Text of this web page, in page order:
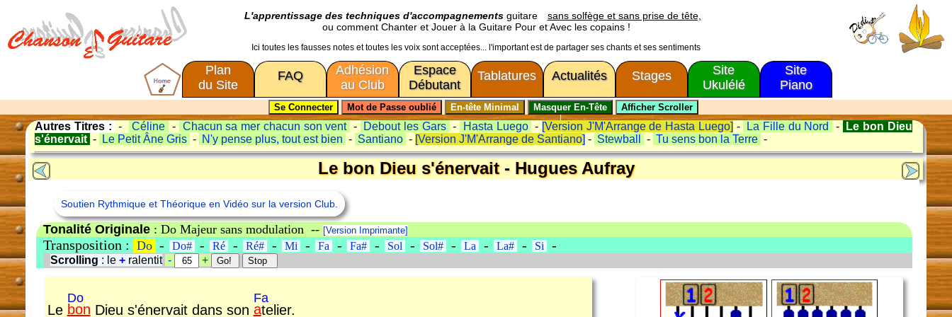
L'apprentissage des techniques d'accompagnementsguitare
sans solfège et sans prise de tête,
ou comment Chanter et Jouer à la Guitare Pour et Avec les copains !
Ici toutes les fausses notes et toutes les voix sont acceptées... l'important est de partager ses chants et ses sentiments
Plan
du Site
FAQ
Adhésion
au Club
Espace
Débutant
Tablatures Actualités Stages
Site
Ukulélé
Site
Piano
Autres Titres : - Céline - Chacun sa mer chacun son vent - Debout les Gars - Hasta Luego - [Version J'M'Arrange de Hasta Luego] - La Fille du Nord -
Le bon Dieu
s'énervait - Le Petit Âne Gris - N'y pense plus, tout est bien - Santiano - [Version J'M'Arrange de Santiano] - Stewball - Tu sens bon la Terre -
Le bon Dieu s'énervait - Hugues Aufray
Soutien Rythmique et Théorique en Vidéo sur la version Club.
Tonalité Originale : Do Majeur sans modulation --[Version Imprimante]
Transposition : Do - Do# - Ré - Ré# - Mi - Fa - Fa# - Sol - Sol# - La - La# - Si -
Scrolling : le+ ralentit - +
Le
Do
bon Dieu s'énervait dans son
Fa
atelier.